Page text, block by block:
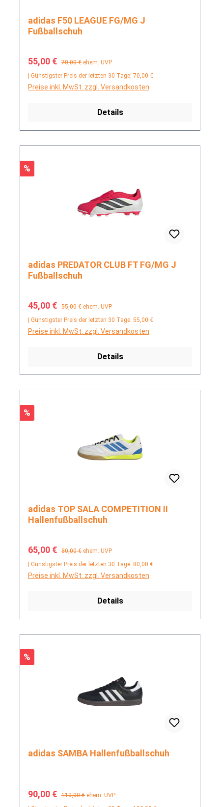
adidas F50 LEAGUE FG/MG J
Fußballschuh
Verkaufspreis:
55,00 € Regulärer Preis:
70,00 € ehem. UVP
| Günstigster Preis der letzten 30 Tage: 70,00 €
Preise inkl. MwSt. zzgl. Versandkosten
Details
Rabatt
%
adidas PREDATOR CLUB FT FG/MG J
Fußballschuh
Verkaufspreis:
45,00 € Regulärer Preis:
55,00 € ehem. UVP
| Günstigster Preis der letzten 30 Tage: 55,00 €
Preise inkl. MwSt. zzgl. Versandkosten
Details
Rabatt
%
adidas TOP SALA COMPETITION II
Hallenfußballschuh
Verkaufspreis:
65,00 € Regulärer Preis:
80,00 € ehem. UVP
| Günstigster Preis der letzten 30 Tage: 80,00 €
Preise inkl. MwSt. zzgl. Versandkosten
Details
Rabatt
%
adidas SAMBA Hallenfußballschuh
Verkaufspreis:
90,00 € Regulärer Preis:
110,00 € ehem. UVP